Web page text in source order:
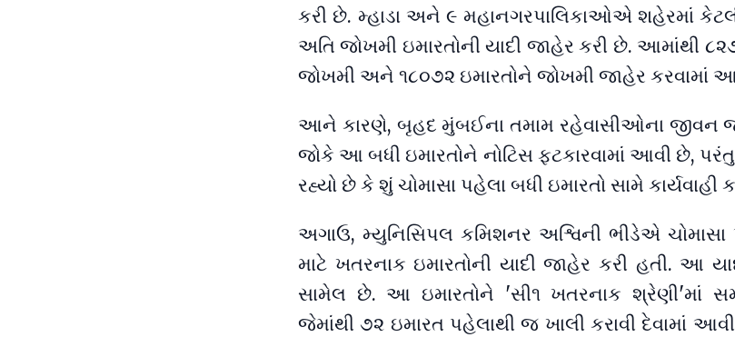
કરી છે. મ્હાડા અને ૯ મહાનગરપાલિકાઓએ શહેરમાં
અતિ જોખમી ઇમારતોની યાદી જાહેર કરી છે. આમાંથી
જોખમી અને ૧૮૦૭૨ ઇમારતોને જોખમી જાહેર કરવામાં
આને કારણે, બૃહદ મુંબઈના તમામ રહેવાસીઓના જીવન
જોકે આ બધી ઇમારતોને નોટિસ ફટકારવામાં આવી છે,
રહ્યો છે કે શું ચોમાસા પહેલા બધી ઇમારતો સામે
અગાઉ, મ્યુનિસિપલ કમિશનર અશ્વિની ભીડેએ
માટે ખતરનાક ઇમારતોની યાદી જાહેર કરી હતી. આ
સામેલ છે. આ ઇમારતોને 'સી૧ ખતરનાક શ્રેણી'માં
જેમાંથી ૭૨ ઇમારત પહેલાથી જ ખાલી કરાવી દેવામાં